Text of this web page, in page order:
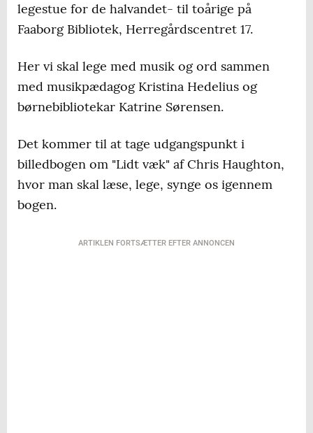
legestue for de halvandet- til toårige på
Faaborg Bibliotek, Herregårdscentret 17.
Her vi skal lege med musik og ord sammen
med musikpædagog Kristina Hedelius og
børnebibliotekar Katrine Sørensen.
Det kommer til at tage udgangspunkt i
billedbogen om "Lidt væk" af Chris Haughton,
hvor man skal læse, lege, synge os igennem
bogen.
ARTIKLEN FORTSÆTTER EFTER ANNONCEN